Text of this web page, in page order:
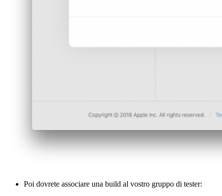
Poi dovrete associare una build al vostro gruppo di tester: